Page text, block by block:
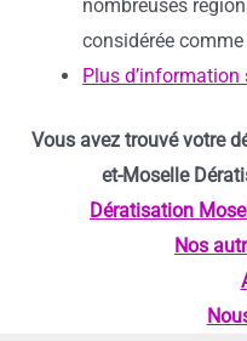
nombreuses
considérée
Plus d’information
Vous avez trouvé votre
et-Moselle
Dératisation
Nos